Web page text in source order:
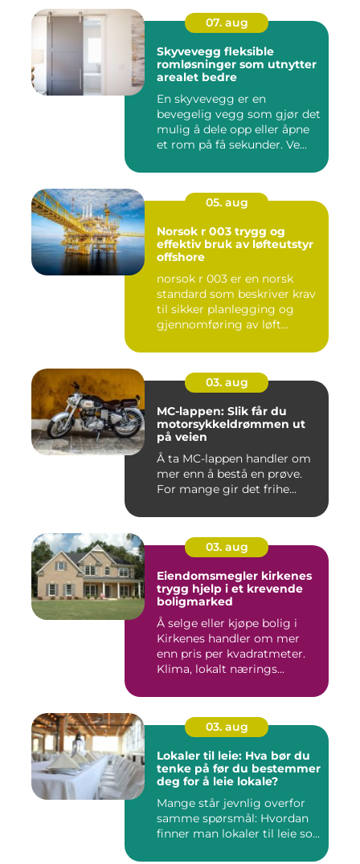
07. aug
Skyvevegg fleksible
romløsninger som utnytter
arealet bedre
En skyvevegg er en
bevegelig vegg som gjør det
mulig å dele opp eller åpne
et rom på få sekunder. Ve...
05. aug
Norsok r 003 trygg og
effektiv bruk av løfteutstyr
offshore
norsok r 003 er en norsk
standard som beskriver krav
til sikker planlegging og
gjennomføring av løft...
03. aug
MC-lappen: Slik får du
motorsykkeldrømmen ut
på veien
Å ta MC-lappen handler om
mer enn å bestå en prøve.
For mange gir det frihe...
03. aug
Eiendomsmegler kirkenes
trygg hjelp i et krevende
boligmarked
Å selge eller kjøpe bolig i
Kirkenes handler om mer
enn pris per kvadratmeter.
Klima, lokalt nærings...
03. aug
Lokaler til leie: Hva bør du
tenke på før du bestemmer
deg for å leie lokale?
Mange står jevnlig overfor
samme spørsmål: Hvordan
finner man lokaler til leie so...